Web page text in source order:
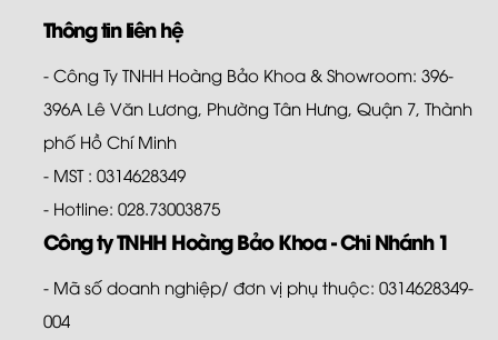
Thông tin liên hệ
- Công Ty TNHH Hoàng Bảo Khoa & Showroom: 396-
396A Lê Văn Lương, Phường Tân Hưng, Quận 7, Thành
phố Hồ Chí Minh
- MST : 0314628349
- Hotline: 028.73003875
Công ty TNHH Hoàng Bảo Khoa - Chi Nhánh 1
- Mã số doanh nghiệp/ đơn vị phụ thuộc: 0314628349-
004